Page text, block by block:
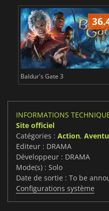
Baldur's Gate 3
INFORMATIONS
Site officiel
Catégories : Action,
Editeur : DRAMA
Développeur : DRAMA
Mode(s) : Solo
Date de sortie : To be
Configurations système